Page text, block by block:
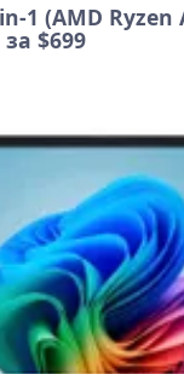
1 (AMD Ryzen
$699